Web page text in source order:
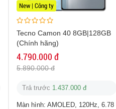
New | Công ty
Tecno Camon 40 8GB|128GB
(Chính hãng)
4.790.000 đ
5.890.000 đ
Trả trước 1.437.000 đ
Màn hình: AMOLED, 120Hz, 6.78